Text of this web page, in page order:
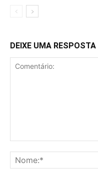
DEIXE UMA RESPOSTA